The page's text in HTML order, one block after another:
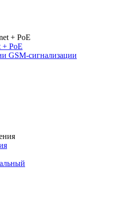
+ PoE
GSM-сигнализации